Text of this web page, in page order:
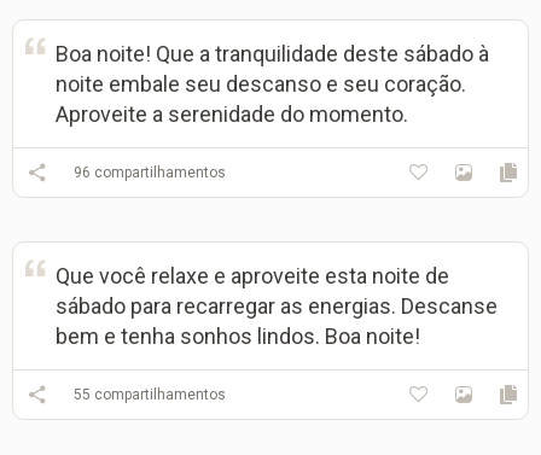
Boa noite! Que a tranquilidade deste sábado à
noite embale seu descanso e seu coração.
Aproveite a serenidade do momento.
96 compartilhamentos
Que você relaxe e aproveite esta noite de
sábado para recarregar as energias. Descanse
bem e tenha sonhos lindos. Boa noite!
55 compartilhamentos